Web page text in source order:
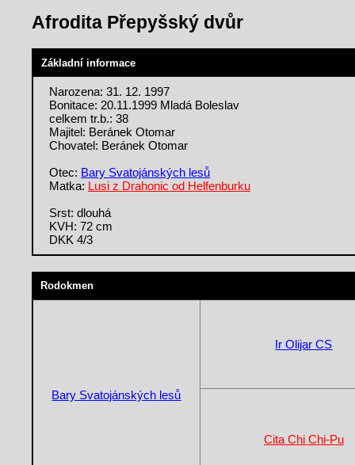
Afrodita Přepyšský dvůr
Základní informace
Narozena: 31. 12. 1997
Bonitace: 20.11.1999 Mladá Boleslav
celkem tr.b.: 38
Majitel: Beránek Otomar
Chovatel: Beránek Otomar
Otec: Bary Svatojánských lesů
Matka: Lusi z Drahonic od Helfenburku
Srst: dlouhá
KVH: 72 cm
DKK 4/3
Rodokmen
Bary Svatojánských lesů
Ir Olijar CS
Cita Chi Chi-Pu